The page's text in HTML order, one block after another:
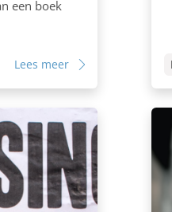
een boek
Lees meer